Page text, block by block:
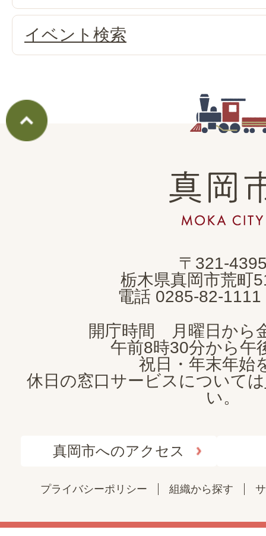
イベント検索
真
岡
市
CITY
〒321-
栃木県真岡市荒町
電話 0285-82-1111
開庁時間 月曜日から
午前8時30分から午
祝日・年末年始
休日の窓口サービスについては
い。
真岡市へのアクセス
プライバシーポリシー 組織から探す